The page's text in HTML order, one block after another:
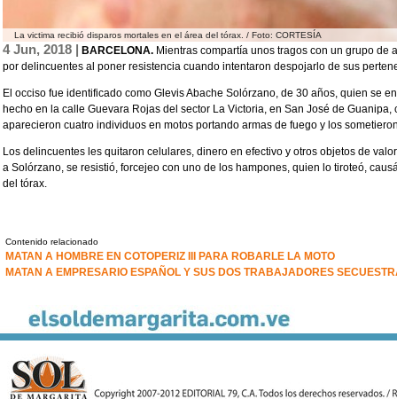
La victima recibió disparos mortales en el área del tórax. / Foto: CORTESÍA
4 Jun, 2018 | BARCELONA. Mientras compartía unos tragos con un grupo de
por delincuentes al poner resistencia cuando intentaron despojarlo de sus
El occiso fue identificado como Glevis Abache Solórzano, de 30 años, quien se
hecho en la calle Guevara Rojas del sector La Victoria, en San José de
aparecieron cuatro individuos en motos portando armas de fuego y los
Los delincuentes les quitaron celulares, dinero en efectivo y otros objetos de
a Solórzano, se resistió, forcejeo con uno de los hampones, quien lo tiroteó,
del tórax.
Contenido relacionado
MATAN A HOMBRE EN COTOPERIZ III PARA ROBARLE LA MOTO
MATAN A EMPRESARIO ESPAÑOL Y SUS DOS TRABAJADORES